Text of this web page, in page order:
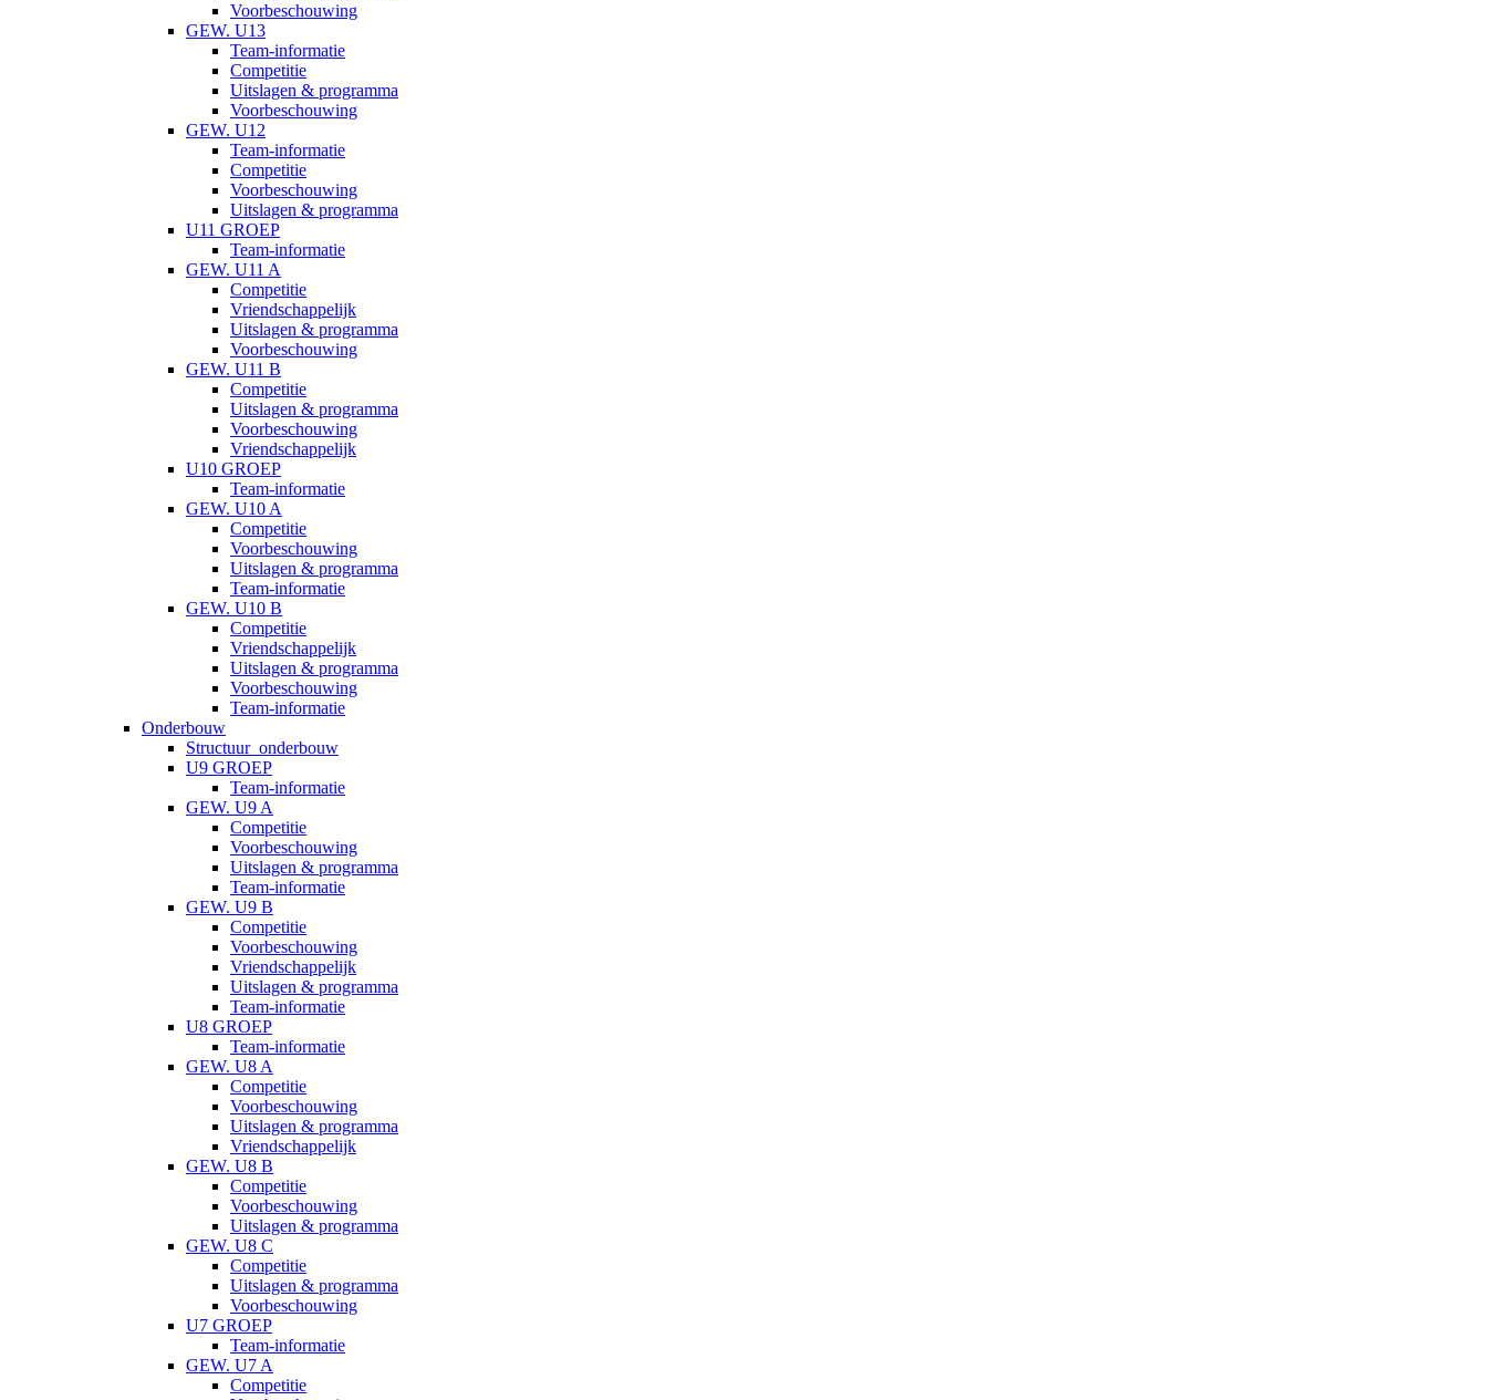
Voorbeschouwing
GEW. U13
Team-informatie
Competitie
Uitslagen & programma
Voorbeschouwing
GEW. U12
Team-informatie
Competitie
Voorbeschouwing
Uitslagen & programma
U11 GROEP
Team-informatie
GEW. U11 A
Competitie
Vriendschappelijk
Uitslagen & programma
Voorbeschouwing
GEW. U11 B
Competitie
Uitslagen & programma
Voorbeschouwing
Vriendschappelijk
U10 GROEP
Team-informatie
GEW. U10 A
Competitie
Voorbeschouwing
Uitslagen & programma
Team-informatie
GEW. U10 B
Competitie
Vriendschappelijk
Uitslagen & programma
Voorbeschouwing
Team-informatie
Onderbouw
Structuur_onderbouw
U9 GROEP
Team-informatie
GEW. U9 A
Competitie
Voorbeschouwing
Uitslagen & programma
Team-informatie
GEW. U9 B
Competitie
Voorbeschouwing
Vriendschappelijk
Uitslagen & programma
Team-informatie
U8 GROEP
Team-informatie
GEW. U8 A
Competitie
Voorbeschouwing
Uitslagen & programma
Vriendschappelijk
GEW. U8 B
Competitie
Voorbeschouwing
Uitslagen & programma
GEW. U8 C
Competitie
Uitslagen & programma
Voorbeschouwing
U7 GROEP
Team-informatie
GEW. U7 A
Competitie